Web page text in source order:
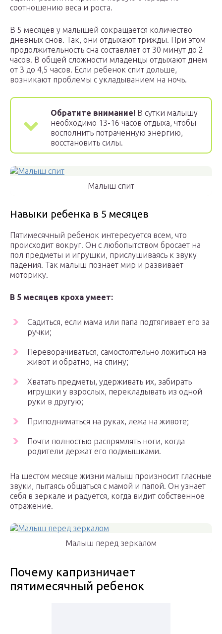
соотношению веса и роста.
В 5 месяцев у малышей сокращается количество
дневных снов. Так, они отдыхают трижды. При этом
продолжительность сна составляет от 30 минут до 2
часов. В общей сложности младенцы отдыхают днем
от 3 до 4,5 часов. Если ребенок спит дольше,
возникают проблемы с укладыванием на ночь.
Обратите внимание! В сутки малышу
необходимо 13-16 часов отдыха, чтобы
восполнить потраченную энергию,
восстановить силы.
Малыш спит
Навыки ребенка в 5 месяцев
Пятимесячный ребенок интересуется всем, что
происходит вокруг. Он с любопытством бросает на
пол предметы и игрушки, прислушиваясь к звуку
падения. Так малыш познает мир и развивает
моторику.
В 5 месяцев кроха умеет:
Садиться, если мама или папа подтягивает его за
ручки;
Переворачиваться, самостоятельно ложиться на
живот и обратно, на спину;
Хватать предметы, удерживать их, забирать
игрушки у взрослых, перекладывать из одной
руки в другую;
Приподниматься на руках, лежа на животе;
Почти полностью распрямлять ноги, когда
родители держат его подмышками.
На шестом месяце жизни малыш произносит гласные
звуки, пытаясь общаться с мамой и папой. Он узнает
себя в зеркале и радуется, когда видит собственное
отражение.
Малыш перед зеркалом
Почему капризничает
пятимесячный ребенок